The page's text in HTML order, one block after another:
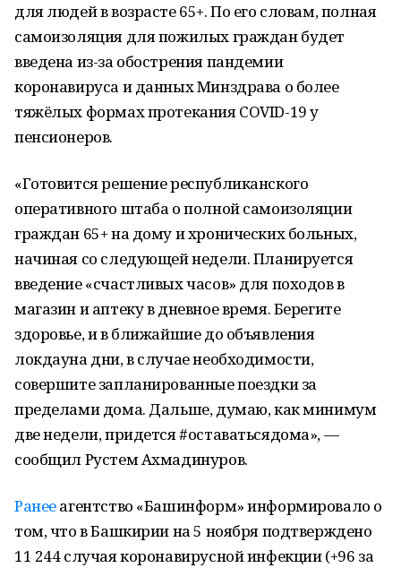
для людей в возрасте 65+. По его словам, полная
самоизоляция для пожилых граждан будет
введена из-за обострения пандемии
коронавируса и данных Минздрава о более
тяжёлых формах протекания COVID-19 у
пенсионеров.
«Готовится решение республиканского
оперативного штаба о полной самоизоляции
граждан 65+ на дому и хронических больных,
начиная со следующей недели. Планируется
введение «счастливых часов» для походов в
магазин и аптеку в дневное время. Берегите
здоровье, и в ближайшие до объявления
локдауна дни, в случае необходимости,
совершите запланированные поездки за
пределами дома. Дальше, думаю, как минимум
две недели, придется #оставатьсядома», —
сообщил Рустем Ахмадинуров.
Ранееагентство «Башинформ» информировало о
том, что в Башкирии на 5 ноября подтверждено
11 244 случая коронавирусной инфекции (+96 за